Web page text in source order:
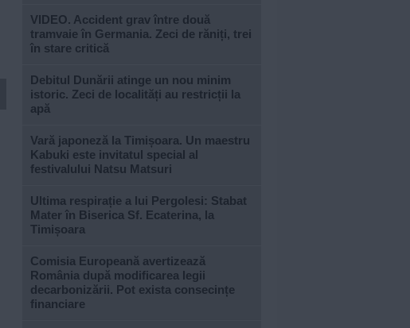
VIDEO. Accident grav între două
tramvaie în Germania. Zeci de răniți, trei
în stare critică
Debitul Dunării atinge un nou minim
istoric. Zeci de localități au restricții la
apă
Vară japoneză la Timișoara. Un maestru
Kabuki este invitatul special al
festivalului Natsu Matsuri
Ultima respirație a lui Pergolesi: Stabat
Mater în Biserica Sf. Ecaterina, la
Timișoara
Comisia Europeană avertizează
România după modificarea legii
decarbonizării. Pot exista consecințe
financiare